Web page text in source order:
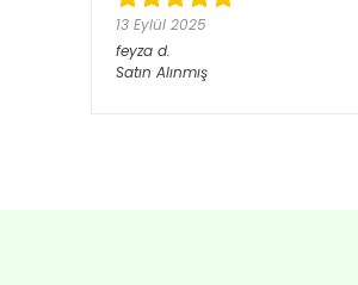
13 Eylül 2025
feyza d.
Satın Alınmış